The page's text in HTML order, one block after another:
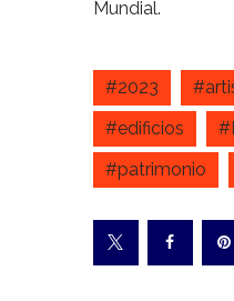
Mundial.
#2023
#edificios
#patrimonio